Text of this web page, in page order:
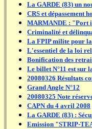
La GARDE (83) un
CRS et dépassement
MARMANDE : "Port
Criminalité et
La FPIP milite pour
L'essentiel de la loi
Bonification des
Le billet N°11 est sur
20080326 Résultats
Grand Angle N°12
20080325 Note
CAPN du 4 avril 2008
La GARDE (83) :
Emission "STRIP-